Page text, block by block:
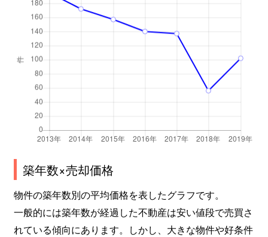
築年数×売却価格
物件の築年数別の平均価格を表したグラフです。
一般的には築年数が経過した不動産は安い値段で売買さ
れている傾向にあります。しかし、大きな物件や好条件